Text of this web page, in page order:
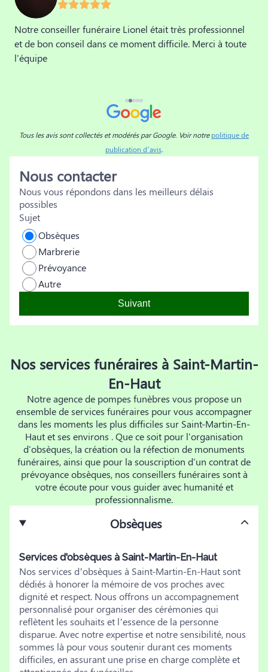
Notre conseiller funéraire Lionel était très professionnel
et de bon conseil dans ce moment difficile. Merci à toute
l'équipe
Tous les avis sont collectés et modérés par Google. Voir notrepolitique de
publication d’avis.
Nous contacter
Nous vous répondons dans les meilleurs délais
possibles
Sujet
Obsèques
Marbrerie
Prévoyance
Autre
Suivant
Nos services funéraires à Saint-Martin-
En-Haut
Notre agence de pompes funèbres vous propose un
ensemble de services funéraires pour vous accompagner
dans les moments les plus difficiles sur Saint-Martin-En-
Haut et ses environs . Que ce soit pour l'organisation
d'obsèques, la création ou la réfection de monuments
funéraires, ainsi que pour la souscription d'un contrat de
prévoyance obsèques, nos conseillers funéraires sont à
votre écoute pour vous guider avec humanité et
professionnalisme.
Obsèques
Services d'obsèques à Saint-Martin-En-Haut
Nos services d’obsèques à Saint-Martin-En-Haut sont
dédiés à honorer la mémoire de vos proches avec
dignité et respect. Nous offrons un accompagnement
personnalisé pour organiser des cérémonies qui
reflètent les souhaits et l’essence de la personne
disparue. Avec notre expertise et notre sensibilité, nous
sommes là pour vous soutenir durant ces moments
difficiles, en assurant une prise en charge complète et